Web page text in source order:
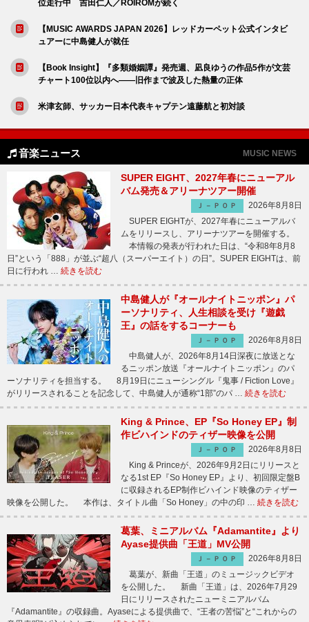
位走行中 吉田仁人／ROIROMが続く
【MUSIC AWARDS JAPAN 2026】レッドカーペット公式インタビ
ュアーに中島健人が就任
【Book Insight】『多類婚姻譚』発売週、凪良ゆうの作品5作が文芸
チャート100位以内へ――旧作まで波及した熱量の正体
米津玄師、サッカー日本代表キャプテン遠藤航と初対談
音楽ニュース MUSIC NEWS
SUPER EIGHT、2027年春にニューアル
バム発売＆アリーナツアー開催
Ｊ－ＰＯＰ
2026年8月8日
SUPER EIGHTが、2027年春にニューアルバ
ムをリリースし、アリーナツアーを開催する。
本情報の発表が行われた日は、“令和8年8月8
日”という「888」が並ぶ“超八（スーパーエイト）の日”。SUPER EIGHTは、前
日に行われ … 続きを読む
中島健人が『オールナイトニッポン』パ
ーソナリティ、人生相談を受け『遊戯
王』の話をするコーナーも
Ｊ－ＰＯＰ
2026年8月8日
中島健人が、2026年8月14日深夜に放送とな
るニッポン放送『オールナイトニッポン』のパ
ーソナリティを担当する。 8月19日にニューシングル『鬼事 / Fiction Love』
がリリースされることを記念して、中島健人が通称“1部”のパ … 続きを読む
King & Prince、EP『So Honey EP』制
作ビハインドのティザー映像を公開
Ｊ－ＰＯＰ
2026年8月8日
King & Princeが、2026年9月2日にリリースと
なる1st EP『So Honey EP』より、初回限定盤B
に収録されるEP制作ビハインド映像のティザー
映像を公開した。 本作は、タイトル曲「So Honey」の中の印 … 続きを読む
葛葉、ミニアルバム『Adamantite』より
Ayase提供曲「王道」MV公開
Ｊ－ＰＯＰ
2026年8月8日
葛葉が、新曲「王道」のミュージックビデオ
を公開した。 新曲「王道」は、2026年7月29
日にリリースされたニューミニアルバム
『Adamantite』の収録曲。Ayaseによる提供曲で、“王者の苦悩”と“これからの